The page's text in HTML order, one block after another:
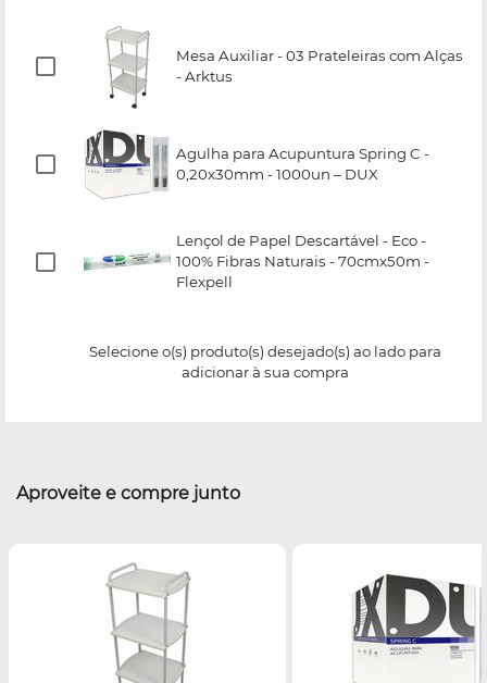
Mesa Auxiliar - 03 Prateleiras com Alças
- Arktus
Agulha para Acupuntura Spring C -
0,20x30mm - 1000un – DUX
Lençol de Papel Descartável - Eco -
100% Fibras Naturais - 70cmx50m -
Flexpell
Selecione o(s) produto(s) desejado(s) ao lado para
adicionar à sua compra
Aproveite e compre junto